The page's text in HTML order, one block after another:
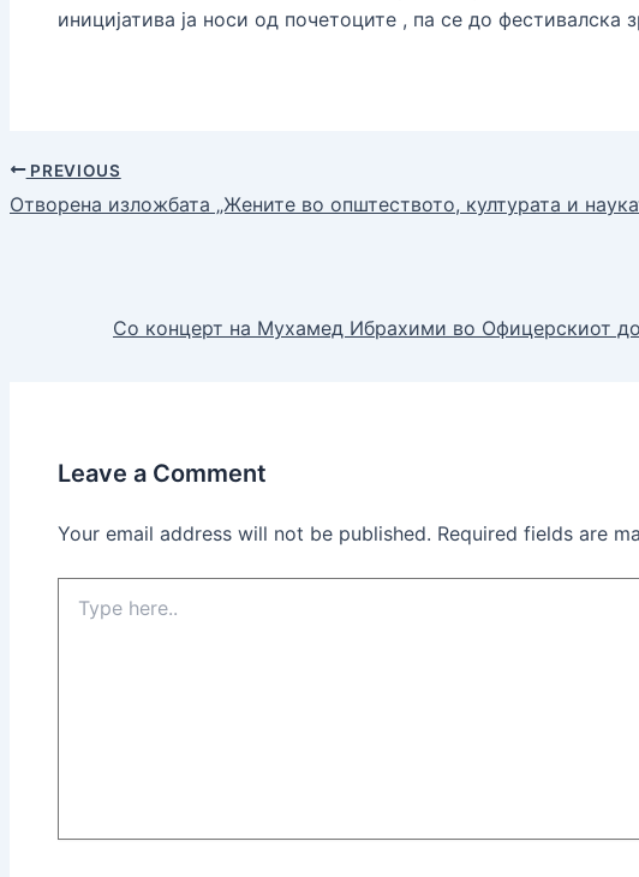
иницијатива ја носи од почетоците , па се до фестивалска
PREVIOUS
Отворена изложбата „Жените во општеството, културата и
Со концерт на Мухамед Ибрахими во Офицерскиот
Leave a Comment
Your email address will not be published. Required fields are